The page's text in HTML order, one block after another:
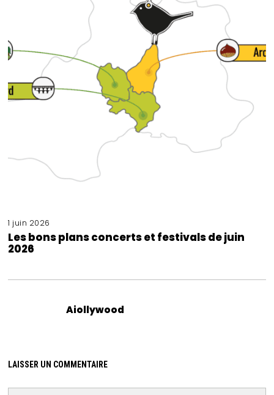
1 juin 2026
Les bons plans concerts et festivals de juin
2026
Aiollywood
LAISSER UN COMMENTAIRE